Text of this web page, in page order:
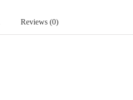
Reviews (0)